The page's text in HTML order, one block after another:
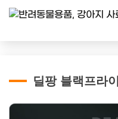
딜팡 블랙프라